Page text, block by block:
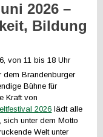
2026 –
Bildung
von 11 bis 18 Uhr
dem Brandenburger
Bühne für
Kraft von
2026 lädt alle
sich unter dem Motto
Welt unter